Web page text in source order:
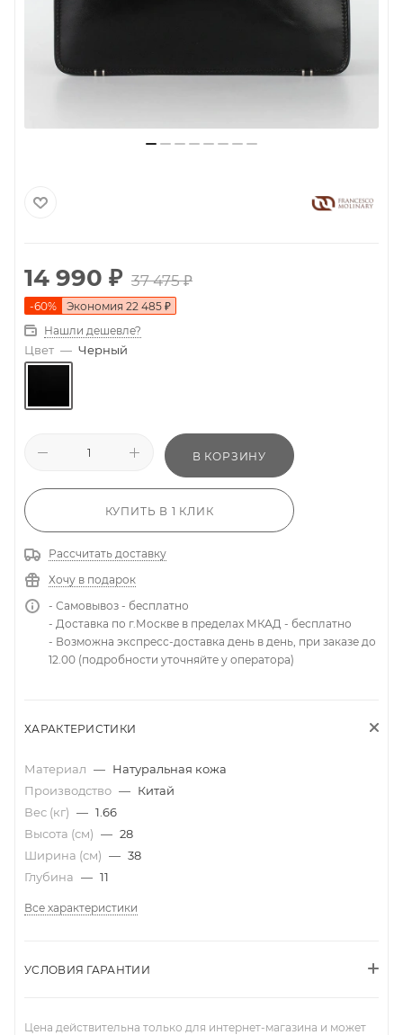
14 990 ₽ 37 475₽
-60% Экономия 22 485 ₽
Нашли дешевле?
Цвет — Черный
В КОРЗИНУ
КУПИТЬ В 1 КЛИК
Рассчитать доставку
Хочу в подарок
- Самовывоз - бесплатно
- Доставка по г.Москве в пределах МКАД - бесплатно
- Возможна экспресс-доставка день в день, при заказе до
12.00 (подробности уточняйте у оператора)
ХАРАКТЕРИСТИКИ
Материал — Натуральная кожа
Производство — Китай
Вес (кг) — 1.66
Высота (см) — 28
Ширина (см) — 38
Глубина — 11
Все характеристики
УСЛОВИЯ ГАРАНТИИ
Цена действительна только для интернет-магазина и может